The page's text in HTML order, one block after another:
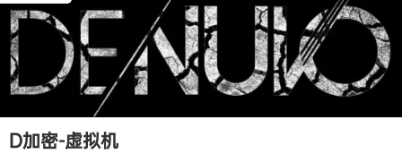
D加密-虚拟机